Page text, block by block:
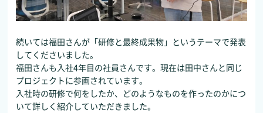
続いては福田さんが「研修と最終成果物」というテーマで発表
してくださいました。
福田さんも入社4年目の社員さんです。現在は田中さんと同じ
プロジェクトに参画されています。
入社時の研修で何をしたか、どのようなものを作ったのかにつ
いて詳しく紹介していただきました。